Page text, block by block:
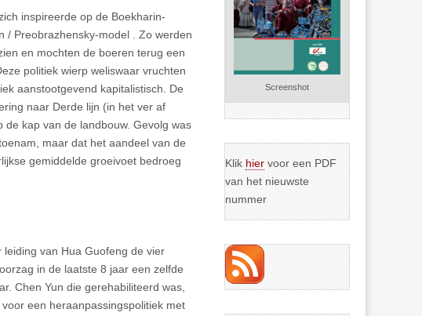
inspireerde op de Boekharin-
/ Preobrazhensky-model . Zo werden
en mochten de boeren terug een
politiek wierp weliswaar vruchten
aanstootgevend kapitalistisch. De
naar Derde lijn (in het ver af
kap van de landbouw. Gevolg was
maar dat het aandeel van de
gemiddelde groeivoet bedroeg
van Hua Guofeng de vier
in de laatste 8 jaar een zelfde
Chen Yun die gerehabiliteerd was,
een heraanpassingspolitiek met
… >> lees meer
Screenshot
Klik hier voor een PDF
van het nieuwste
nummer